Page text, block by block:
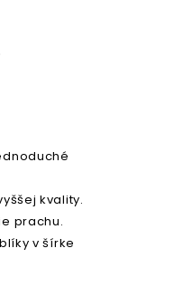
kvality.
prachu.
v šírke